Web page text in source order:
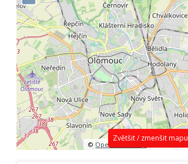
Zvětšit / zmenšit mapu
©OpenStreetMap contributors.